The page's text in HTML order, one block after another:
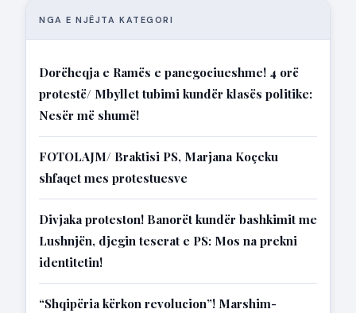
NGA E NJËJTA KATEGORI
Dorëheqja e Ramës e panegociueshme! 4 orë
protestë/ Mbyllet tubimi kundër klasës politike:
Nesër më shumë!
FOTOLAJM/ Braktisi PS, Marjana Koçeku
shfaqet mes protestuesve
Divjaka proteston! Banorët kundër bashkimit me
Lushnjën, djegin teserat e PS: Mos na prekni
identitetin!
“Shqipëria kërkon revolucion”! Marshim-